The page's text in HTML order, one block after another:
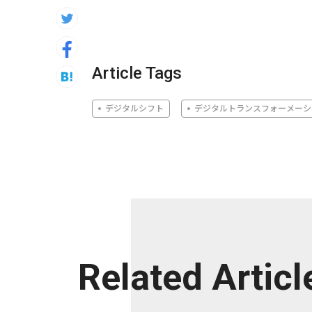
Article Tags
デジタルシフト デジタルトランスフォーメー
Related